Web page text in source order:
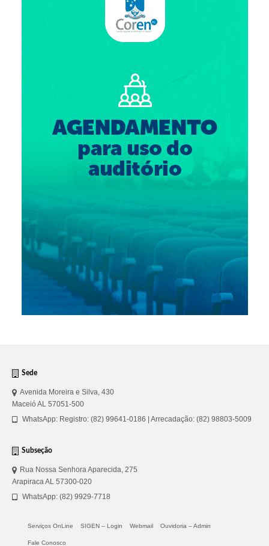
Sede
Avenida Moreira e Silva, 430
Maceió AL 57051-500
WhatsApp: Registro: (82) 99641-0186 | Arrecadação: (82) 98803-5009
Subseção
Rua Nossa Senhora Aparecida, 275
Arapiraca AL 57300-020
WhatsApp: (82) 9929-7718
Serviços OnLine SIGEN – Login Webmail Ouvidoria – Admin
Fale Conosco